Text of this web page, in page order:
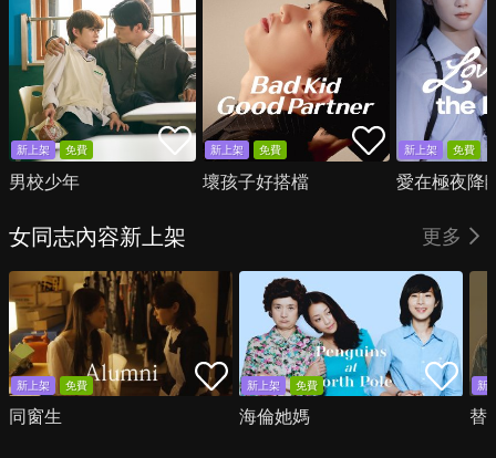
新上架 免費
男校少年
新上架 免費
壞孩子好搭檔
新上架 免費
愛在極夜降
女同志內容新上架 更多
新上架 免費
同窗生
新上架 免費
海倫她媽
新
替